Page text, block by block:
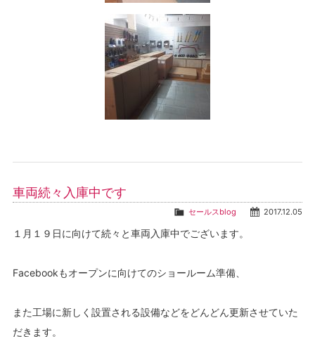
車両続々入庫中です
2017.12.05
セールスblog
１月１９日に向けて続々と車両入庫中でございます。
Facebookもオープンに向けてのショールーム準備、
また工場に新しく設置される設備などをどんどん更新させていた
だきます。